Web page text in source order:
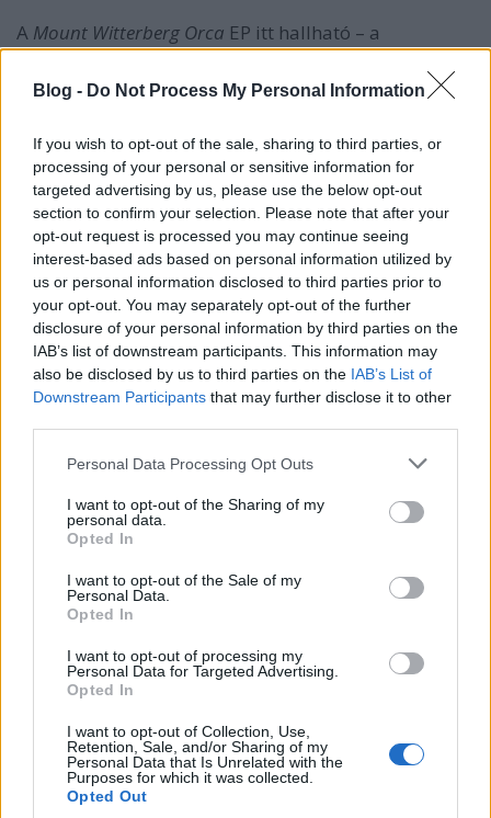
Blog - Do Not Process My Personal Information
If you wish to opt-out of the sale, sharing to third parties, or
processing of your personal or sensitive information for
targeted advertising by us, please use the below opt-out
section to confirm your selection. Please note that after your
opt-out request is processed you may continue seeing
interest-based ads based on personal information utilized by
us or personal information disclosed to third parties prior to
your opt-out. You may separately opt-out of the further
disclosure of your personal information by third parties on the
IAB’s list of downstream participants. This information may
also be disclosed by us to third parties on the IAB’s List of
Downstream Participants that may further disclose it to other
Please note that this website/app uses one or more Google
not limited to your visit or usage behaviour. You may click to
grant or deny consent to Google and its third-party tags to
use your data for below specified purposes in below Google
consent section.
Personal Data Processing Opt Outs
I want to opt-out of the Sharing of my
personal data.
Opted In
I want to opt-out of the Sale of my
Personal Data.
Opted In
I want to opt-out of processing my
Personal Data for Targeted Advertising.
Opted In
I want to opt-out of Collection, Use,
Retention, Sale, and/or Sharing of my
Personal Data that Is Unrelated with the
Purposes for which it was collected.
Opted Out
A Mount Witterberg Orca EP itt hallható – a
dalsorrend a lejátszó jobb felső sarkában a három
vízszintes csíkra kattintva olvasható:
részlet a 2009. május 8-án a New York-i Housing
Works könyvesboltban adott koncertről: